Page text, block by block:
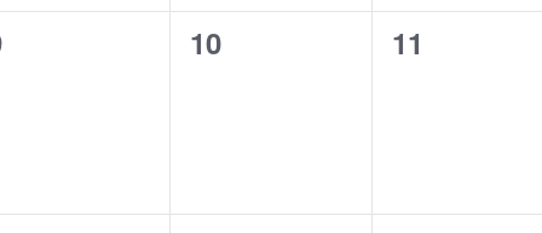
0
10
0
11